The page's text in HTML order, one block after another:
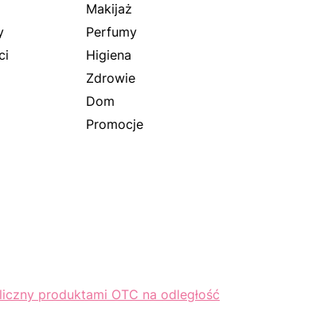
Makijaż
Perfumy
Higiena
Zdrowie
Dom
Promocje
produktami OTC na odległość